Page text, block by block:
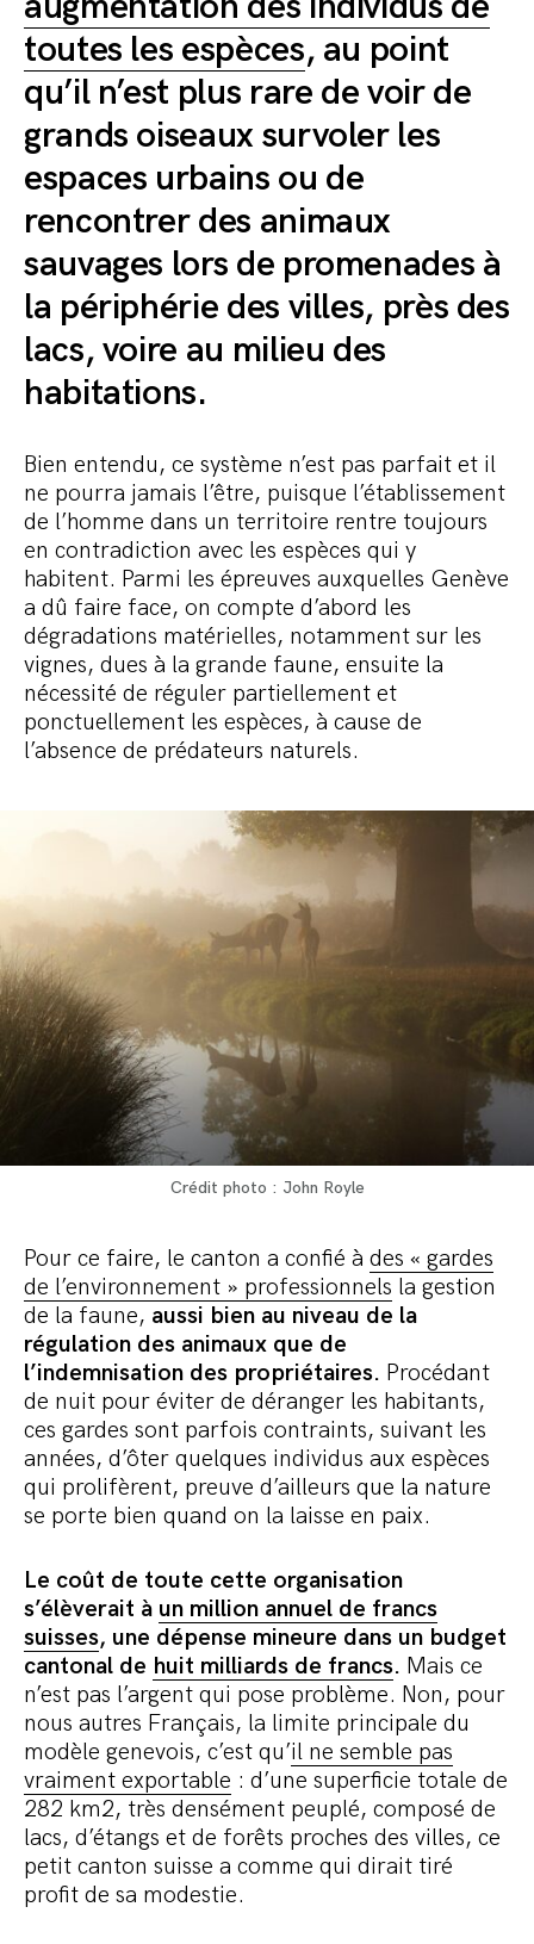
toutes les espèces, au point
qu’il n’est plus rare de voir de
grands oiseaux survoler les
espaces urbains ou de
rencontrer des animaux
sauvages lors de promenades à
la périphérie des villes, près des
lacs, voire au milieu des
habitations.
Bien entendu, ce système n’est pas parfait et il
ne pourra jamais l’être, puisque l’établissement
de l’homme dans un territoire rentre toujours
en contradiction avec les espèces qui y
habitent. Parmi les épreuves auxquelles Genève
a dû faire face, on compte d’abord les
dégradations matérielles, notamment sur les
vignes, dues à la grande faune, ensuite la
nécessité de réguler partiellement et
ponctuellement les espèces, à cause de
l’absence de prédateurs naturels.
Crédit photo : John Royle
Pour ce faire, le canton a confié à des « gardes
de l’environnement » professionnels la gestion
de la faune, aussi bien au niveau de la
régulation des animaux que de
l’indemnisation des propriétaires. Procédant
de nuit pour éviter de déranger les habitants,
ces gardes sont parfois contraints, suivant les
années, d’ôter quelques individus aux espèces
qui prolifèrent, preuve d’ailleurs que la nature
se porte bien quand on la laisse en paix.
Le coût de toute cette organisation
s’élèverait à un million annuel de francs
suisses, une dépense mineure dans un budget
cantonal de huit milliards de francs. Mais ce
n’est pas l’argent qui pose problème. Non, pour
nous autres Français, la limite principale du
modèle genevois, c’est qu’il ne semble pas
vraiment exportable : d’une superficie totale de
282 km2, très densément peuplé, composé de
lacs, d’étangs et de forêts proches des villes, ce
petit canton suisse a comme qui dirait tiré
profit de sa modestie.